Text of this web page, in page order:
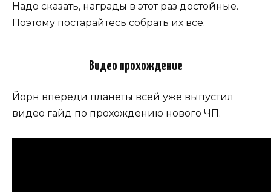
Надо сказать, награды в этот раз достойные.
Поэтому постарайтесь собрать их все.
Видео прохождение
Йорн впереди планеты всей уже выпустил
видео гайд по прохождению нового ЧП.